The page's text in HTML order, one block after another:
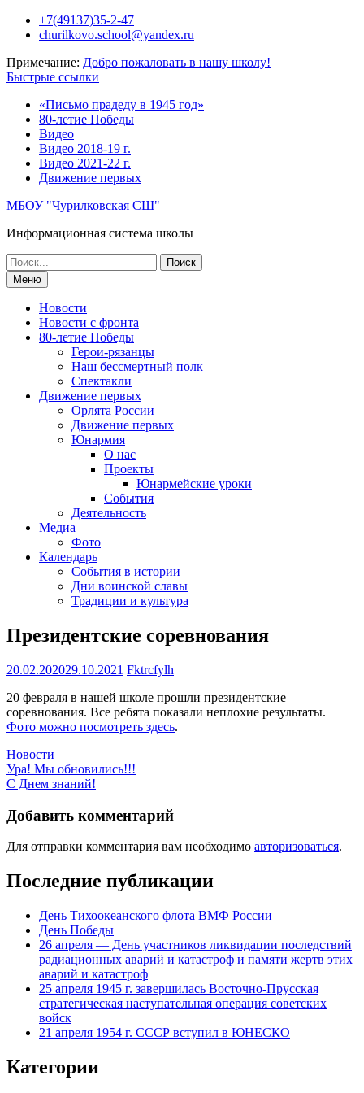
Перейти+7(49137)35-2-47
churilkovo.school@yandex.ru
Примечание: Добро пожаловать в нашу школу!
Быстрые ссылки
«Письмо прадеду в 1945 год»
80-летие Победы
Видео
Видео 2018-19 г.
Видео 2021-22 г.
Движение первых
МБОУ "Чурилковская СШ"
Информационная система школы
Поиск
по:Меню
Новости
Новости с фронта
80-летие Победы
Герои-рязанцы
Наш бессмертный полк
Спектакли
Движение первых
Орлята России
Движение первых
Юнармия
О нас
Проекты
Юнармейские уроки
События
Деятельность
Медиа
Фото
Календарь
События в истории
Дни воинской славы
Традиции и культура
Президентские соревнования
20.02.202029.10.2021 Fktrcfylh
20 февраля в нашей школе прошли президентские
соревнования. Все ребята показали неплохие результаты.
Фото можно посмотреть здесь.
Новости
Навигация
по
записям
Ура! Мы обновились!!!
С Днем знаний!
Добавить комментарий
Для отправки комментария вам необходимо авторизоваться.
Последние публикации
День Тихоокеанского флота ВМФ России
День Победы
26 апреля — День участников ликвидации последствий
радиационных аварий и катастроф и памяти жертв этих
аварий и катастроф
25 апреля 1945 г. завершилась Восточно-Прусская
стратегическая наступательная операция советских
войск
21 апреля 1954 г. СССР вступил в ЮНЕСКО
Категории